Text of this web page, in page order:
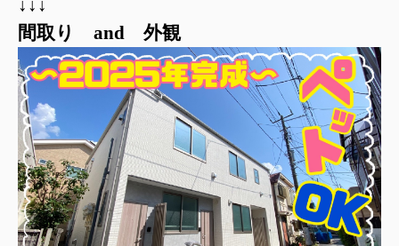
↓↓↓
間取り and 外観